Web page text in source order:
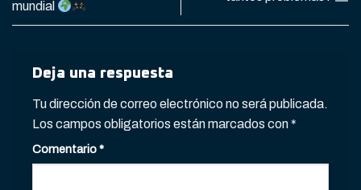
mundial
Deja una respuesta
Tu dirección de correo electrónico no será publicada.
Los campos obligatorios están marcados con*
Comentario*